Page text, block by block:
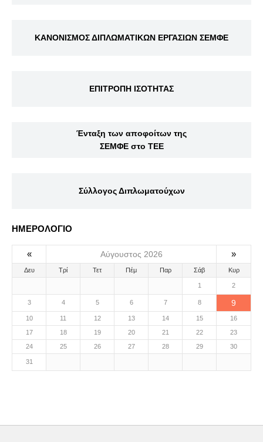
ΚΑΝΟΝΙΣΜΟΣ ΔΙΠΛΩΜΑΤΙΚΩΝ ΕΡΓΑΣΙΩΝ ΣΕΜΦΕ
ΕΠΙΤΡΟΠΗ ΙΣΟΤΗΤΑΣ
Ένταξη των αποφοίτων της
ΣΕΜΦΕ στο ΤΕΕ
Σύλλογος Διπλωματούχων
ΗΜΕΡΟΛΟΓΙΟ
« Αύγουστος 2026 »
Δευ Τρί Τετ Πέμ Παρ Σάβ Κυρ
1 2
3 4 5 6 7 8 9
10 11 12 13 14 15
16
17
18 19 20 21 22
23
24
25 26 27 28 29 30
31